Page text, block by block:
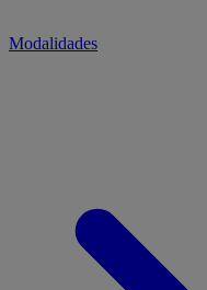
Modalidades